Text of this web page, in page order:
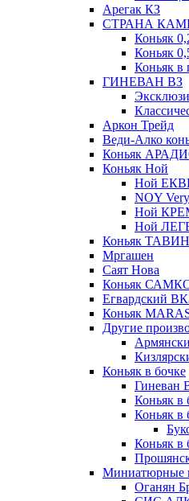
Арегак КЗ
СТРАНА
Коньяк
Коньяк
Коньяк в
ГИНЕВАН ВЗ
Аркон Трейд
Веди-Алко
Коньяк
Коньяк Ной
Ной
NOY
Ной
Ной
Коньяк
Мргашен
Саят Нова
Коньяк
Егвардский
Коньяк
Другие
Коньяк в бочке
Гиневан
Коньяк
Коньяк
Коньяк в
Миниатюрные
Оганян